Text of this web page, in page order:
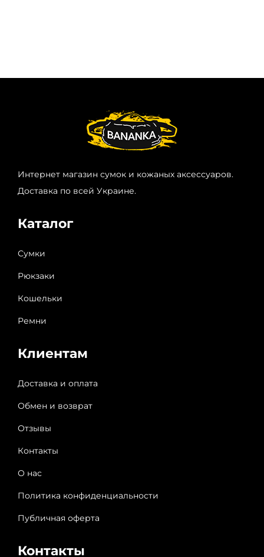
Интернет магазин сумок и кожаных аксессуаров.
Доставка по всей Украине.
Каталог
Сумки
Рюкзаки
Кошельки
Ремни
Клиентам
Доставка и оплата
Обмен и возврат
Отзывы
Контакты
О нас
Политика конфиденциальности
Публичная оферта
Контакты